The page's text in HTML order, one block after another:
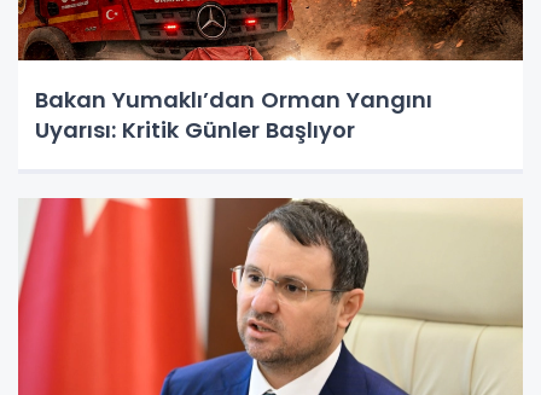
Bakan Yumaklı’dan Orman Yangını
Uyarısı: Kritik Günler Başlıyor